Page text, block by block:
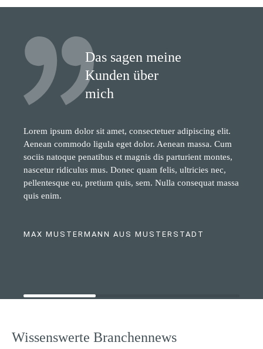
Das sagen meine
Kunden über
mich
Lorem ipsum dolor sit amet, consectetuer adipiscing elit.
Aenean commodo ligula eget dolor. Aenean massa. Cum
sociis natoque penatibus et magnis dis parturient montes,
nascetur ridiculus mus. Donec quam felis, ultricies nec,
pellentesque eu, pretium quis, sem. Nulla consequat massa
quis enim.
MAX MUSTERMANN AUS MUSTERSTADT
Wissenswerte Branchennews